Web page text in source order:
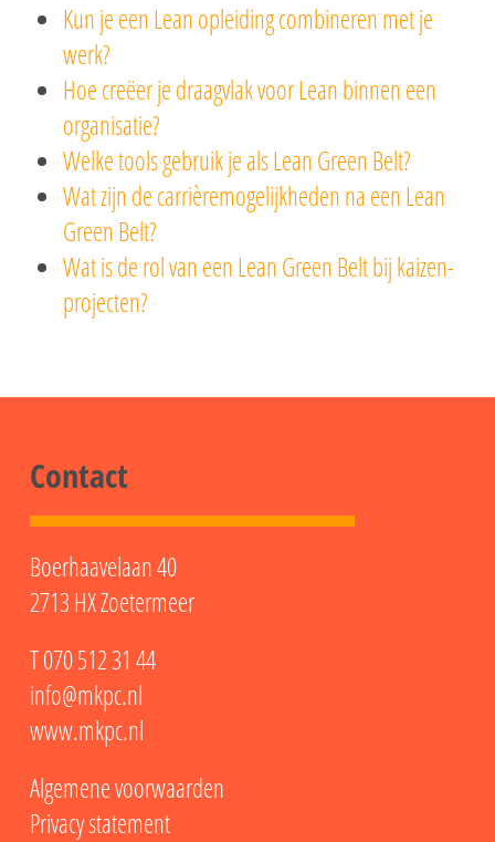
Kun je een Lean opleiding combineren met je
werk?
Hoe creëer je draagvlak voor Lean binnen een
organisatie?
Welke tools gebruik je als Lean Green Belt?
Wat zijn de carrièremogelijkheden na een Lean
Green Belt?
Wat is de rol van een Lean Green Belt bij kaizen-
projecten?
Contact
Boerhaavelaan 40
2713 HX Zoetermeer
T070 512 31 44
info@mkpc.nl
www.mkpc.nl
Algemene voorwaarden
Privacy statement